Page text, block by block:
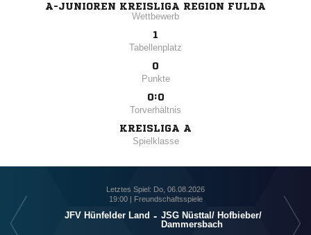
A-JUNIOREN KREISLIGA REGION FULDA
Wettbewerb
1
Tabellenplatz
0
Punkte
0:0
Torverhältnis
KREISLIGA A
Spielklasse
Letztes Spiel: Do, 06.08.2026
19:00 | Freundschaftsspiele
JFV Hünfelder Land - JSG Nüsttal/​ Hofbieber/​
Dammersbach